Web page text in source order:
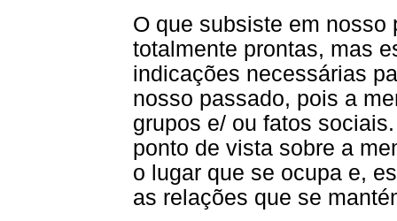
O que subsiste em nosso
totalmente prontas, mas
indicações necessárias
nosso passado, pois a
grupos e/ ou fatos
ponto de vista sobre a
o lugar que se ocupa e,
as relações que se